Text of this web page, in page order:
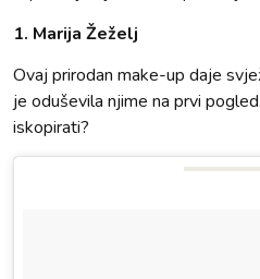
1. Marija Žeželj
Ovaj prirodan make-up daje
je oduševila njime na prvi
iskopirati?